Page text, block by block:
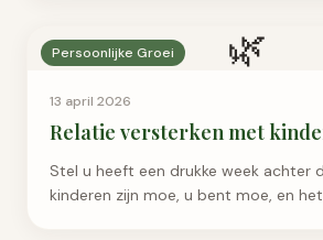
🌿
Persoonlijke Groei
13 april 2026
Relatie versterken met
Stel u heeft een drukke week achter
kinderen zijn moe, u bent moe, en